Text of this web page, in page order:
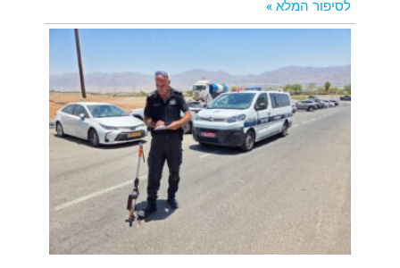
לסיפור המלא »